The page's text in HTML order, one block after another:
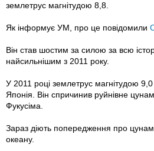
землетрус магнітудою 8,8.
Як інформує УМ, про це повідомили
Він став шостим за силою за всю
найсильнішим з 2011 року.
У 2011 році землетрус магнітудою 9,0
Японія. Він спричинив руйнівне
Фукусіма.
Зараз діють попередження про
океану.